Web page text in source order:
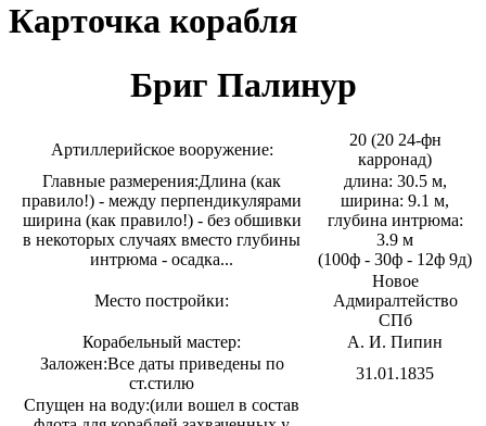
Карточка корабля
Бриг Палинур
Артиллерийское вооружение:
20 (20 24-фн
карронад)
Главные размерения:Длина (как
правило!) - между перпендикулярами
ширина (как правило!) - без обшивки
в некоторых случаях вместо глубины
интрюма - осадка...
длина: 30.5 м,
ширина: 9.1 м,
глубина интрюма:
3.9 м
(100ф - 30ф - 12ф 9д)
Место постройки:
Новое
Адмиралтейство
СПб
Корабельный мастер:
А. И. Пипин
Заложен:Все даты приведены по
ст.стилю
31.01.1835
Спущен на воду:(или вошел в состав